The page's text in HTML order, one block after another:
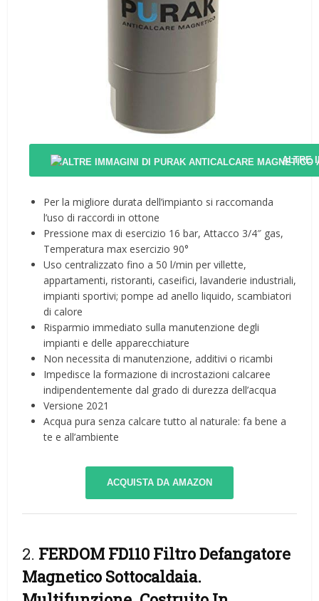
ALTRE
Per la migliore durata dell’impianto si raccomanda
l’uso di raccordi in ottone
Pressione max di esercizio 16 bar, Attacco 3/4″ gas,
Temperatura max esercizio 90°
Uso centralizzato fino a 50 l/min per villette,
appartamenti, ristoranti, caseifici, lavanderie industriali,
impianti sportivi; pompe ad anello liquido, scambiatori
di calore
Risparmio immediato sulla manutenzione degli
impianti e delle apparecchiature
Non necessita di manutenzione, additivi o ricambi
Impedisce la formazione di incrostazioni calcaree
indipendentemente dal grado di durezza dell’acqua
Versione 2021
Acqua pura senza calcare tutto al naturale: fa bene a
te e all’ambiente
ACQUISTA DA AMAZON
2. FERDOM FD110 Filtro Defangatore
Magnetico Sottocaldaia.